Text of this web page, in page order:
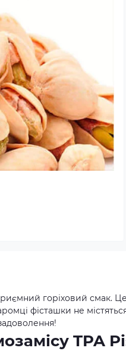
горіховий смак.
фісташки не
TPA